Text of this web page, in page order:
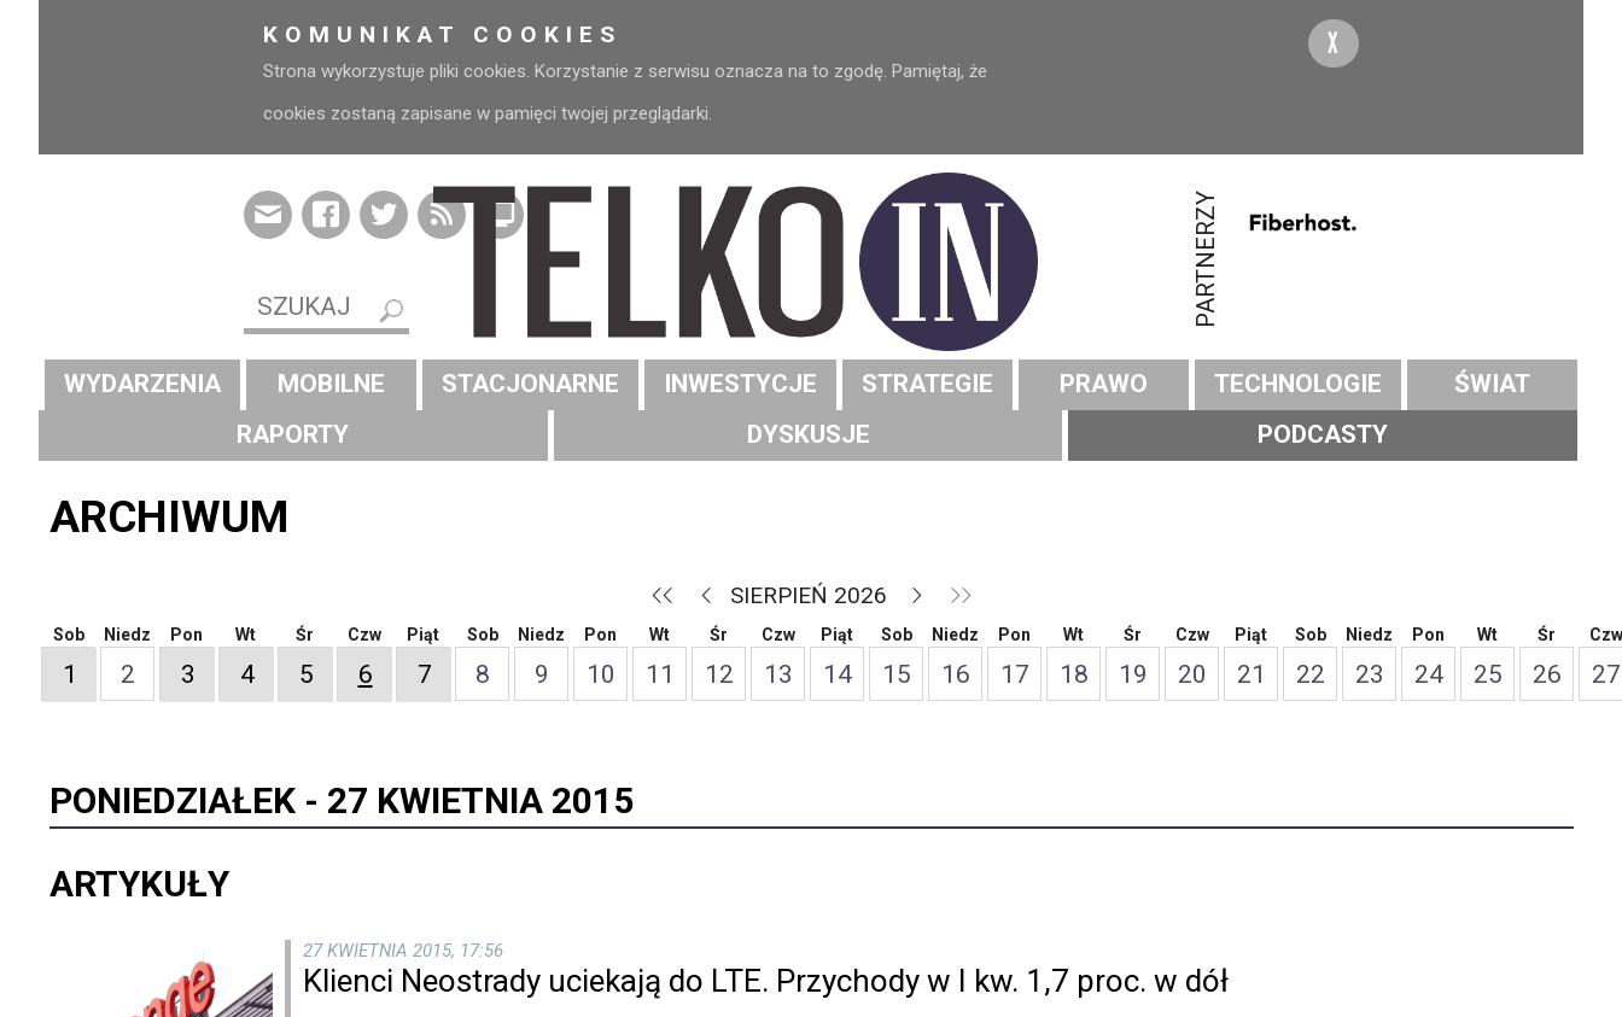
KOMUNIKAT COOKIES
Strona wykorzystuje pliki cookies. Korzystanie z serwisu oznacza na to zgodę. Pamiętaj, że
cookies zostaną zapisane w pamięci twojej przeglądarki.
X
PARTNERZY
WYDARZENIA MOBILNE STACJONARNE INWESTYCJE STRATEGIE PRAWO TECHNOLOGIE
ŚWIAT
RAPORTY
DYSKUSJE PODCASTY
ARCHIWUM
SIERPIEŃ 2026
Sob
1
Niedz
2
Pon
3
Wt
4
Śr
5
Czw
6
Piąt
7
Sob
8
Niedz
9
Pon
10
Wt
11
Śr
12
Czw
13
Piąt
14
Sob
15
Niedz
16
Pon
17
Wt
18
Śr
19
Czw
20
Piąt
21
Sob
22
Niedz
23
Pon
24
Wt
25
Śr
26
Czw
27
PONIEDZIAŁEK - 27 KWIETNIA 2015
ARTYKUŁY
27 KWIETNIA 2015, 17:56
Klienci Neostrady uciekają do LTE. Przychody w I kw. 1,7 proc. w dół